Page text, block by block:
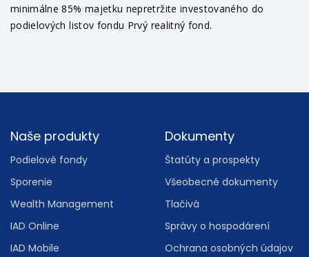
minimálne 85% majetku nepretržite investovaného do
podielových listov fondu Prvý realitný fond.
Footer
Naše produkty
Podielové fondy
Sporenie
Wealth Management
IAD Online
IAD Mobile
Dokumenty
Štatúty a prospekty
Všeobecné dokumenty
Tlačivá
Správy o hospodárení
Ochrana osobných údajov